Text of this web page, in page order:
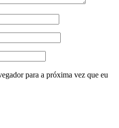
para a próxima vez que eu